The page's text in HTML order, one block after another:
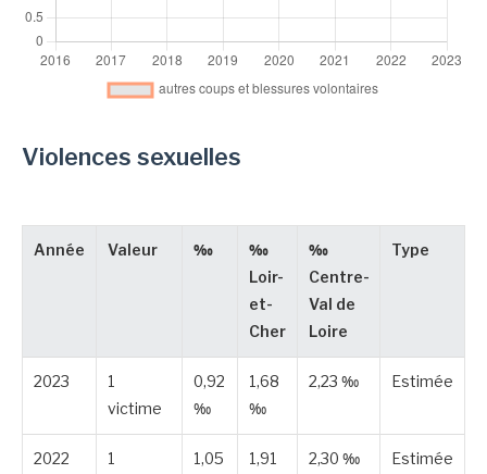
Violences sexuelles
Année Valeur ‰
‰
Loir-
et-
Cher
‰
Centre-
Val de
Loire
Type
2023
1
victime
0,92
‰
1,68
‰
2,23 ‰ Estimée
2022
1
1,05
1,91
2,30 ‰ Estimée